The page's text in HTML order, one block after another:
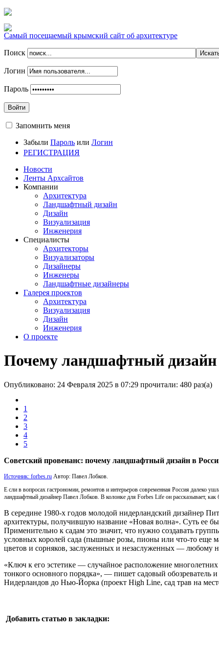
Самый посещаемый крымский сайт об архитектуре
Поиск
Логин
Пароль
Войти
Запомнить меня
Забыли Пароль или Логин
РЕГИСТРАЦИЯ
Новости
Ленты Архсайтов
Компании
Архитектура
Ландшафтный дизайн
Дизайн
Визуализация
Инженерия
Специалисты
Архитекторы
Визуализаторы
Дизайнеры
Инженеры
Ландшафтные дизайнеры
Галерея проектов
Архитектура
Визуализация
Дизайн
Инженерия
О проекте
Почему ландшафтный дизайн
Опубликовано: 24 Февраля 2025 в 07:29 прочитали: 480 раз(а)
1
2
3
4
5
Советский провенанс: почему ландшафтный дизайн в
Источник: forbes.ru Автор: Павел Лобков.
Е сли в вопросах гастрономии, ремонтов и интерьеров современная Россия далеко
ландшафтный дизайнер Павел Лобков. В колонке для Forbes Life он рассказывает,
В середине 1980-х годов молодой нидерландский дизайнер
архитектуры, получившую название «Новая волна». Суть ее
Применительно к садам это значит, что нужно создавать
условных королей сада (пышные розы, пионы или что-то еще
цветов и сорняков, заслуженных и незаслуженных — любому
«Ключ к его эстетике — случайное расположение
тонкого основного порядка», — пишет садовый обозреватель
Нидерландов до Нью-Йорка (проект High Line, сад трав на
Добавить статью в закладки: